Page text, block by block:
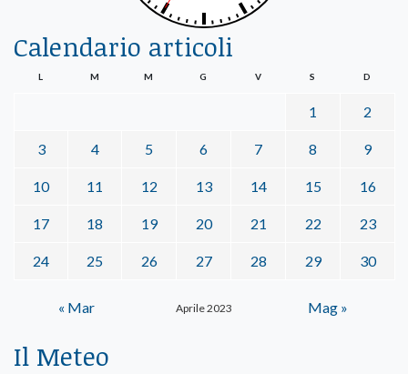
Calendario articoli
Aprile 2023
L M M G V S D
1 2
3 4 5 6 7 8 9
10 11 12 13 14 15 16
17 18 19 20 21 22 23
24 25 26 27 28 29 30
« Mar Mag »
Il Meteo